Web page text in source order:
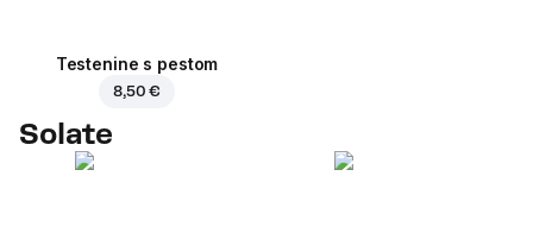
Testenine s pestom
8,50 €
Solate